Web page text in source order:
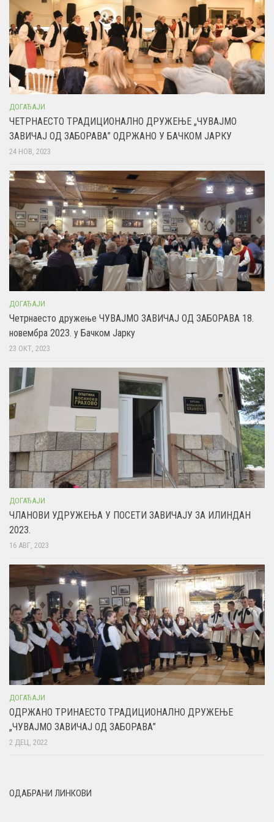
ДОГАЂАЈИ
ЧЕТРНАЕСТО ТРАДИЦИОНАЛНО ДРУЖЕЊЕ „ЧУВАЈМО
ЗАВИЧАЈ ОД ЗАБОРАВА” ОДРЖАНО У БАЧКОМ ЈАРКУ
24 НОВ, 2023
ДОГАЂАЈИ
Четрнаесто дружење ЧУВАЈМО ЗАВИЧАЈ ОД ЗАБОРАВА 18.
новембра 2023. у Бачком Јарку
23 ОКТ, 2023
ДОГАЂАЈИ
ЧЛАНОВИ УДРУЖЕЊА У ПОСЕТИ ЗАВИЧАЈУ ЗА ИЛИНДАН
2023.
16 АВГ, 2023
ДОГАЂАЈИ
ОДРЖАНО ТРИНАЕСТО ТРАДИЦИОНАЛНО ДРУЖЕЊЕ
„ЧУВАЈМО ЗАВИЧАЈ ОД ЗАБОРАВА”
2 ДЕЦ, 2022
ОДАБРАНИ ЛИНКОВИ